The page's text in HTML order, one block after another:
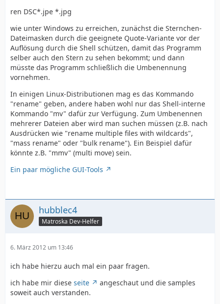
ren DSC*.jpe *.jpg
wie unter Windows zu erreichen, zunächst die Sternchen-
Dateimasken durch die geeignete Quote-Variante vor der
Auflösung durch die Shell schützen, damit das Programm
selber auch den Stern zu sehen bekommt; und dann
müsste das Programm schließlich die Umbenennung
vornehmen.
In einigen Linux-Distributionen mag es das Kommando
"rename" geben, andere haben wohl nur das Shell-interne
Kommando "mv" dafür zur Verfügung. Zum Umbenennen
mehrerer Dateien aber wird man suchen müssen (z.B. nach
Ausdrücken wie "rename multiple files with wildcards",
"mass rename" oder "bulk rename"). Ein Beispiel dafür
könnte z.B. "mmv" (multi move) sein.
Ein paar mögliche GUI-Tools
hubblec4
Matroska Dev-Helfer
6. März 2012 um 13:46
ich habe hierzu auch mal ein paar fragen.
ich habe mir diese seite
angeschaut und die samples
soweit auch verstanden.